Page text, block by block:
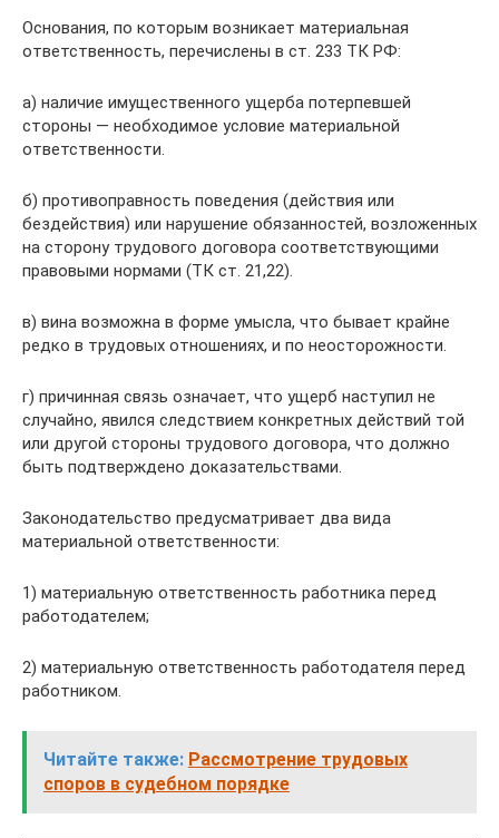
Основания, по которым возникает материальная
ответственность, перечислены в ст. 233 ТК РФ:
а) наличие имущественного ущерба потерпевшей
стороны — необходимое условие материальной
ответственности.
б) противоправность поведения (действия или
бездействия) или нарушение обязанностей, возложенных
на сторону трудового договора соответствующими
правовыми нормами (ТК ст. 21,22).
в) вина возможна в форме умысла, что бывает крайне
редко в трудовых отношениях, и по неосторожности.
г) причинная связь означает, что ущерб наступил не
случайно, явился следствием конкретных действий той
или другой стороны трудового договора, что должно
быть подтверждено доказательствами.
Законодательство предусматривает два вида
материальной ответственности:
1) материальную ответственность работника перед
работодателем;
2) материальную ответственность работодателя перед
работником.
Читайте также: Рассмотрение трудовых
споров в судебном порядке